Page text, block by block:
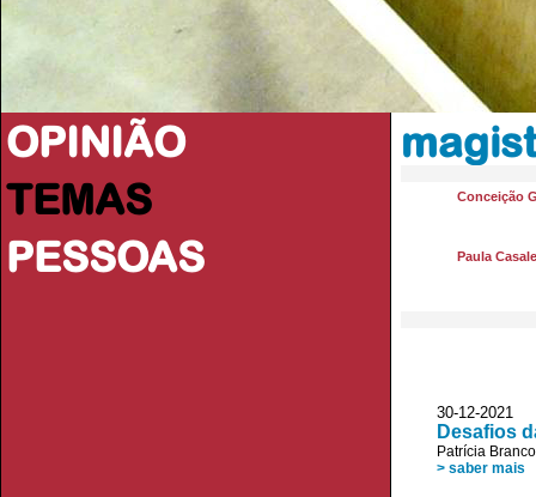
OPINIÃO
TEMAS
PESSOAS
Conceição
Paula
30-12-2021
Desafios
Patrícia Branco
> saber mais